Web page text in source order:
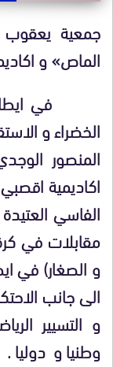
جمعية يعقوب
الماص» و
في ايطار
الخضراء و
المنصور
اكاديمية
الفاسي
مقابلات في
و الصغار) في
الى جانب
و التسيير
وطنيا و دوليا .